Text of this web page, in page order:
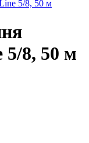
8, 50 м